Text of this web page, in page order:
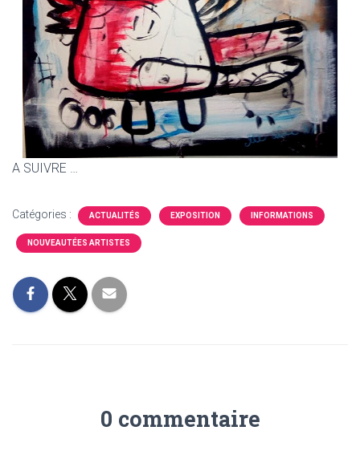
A SUIVRE …
Catégories : ACTUALITÉS EXPOSITION INFORMATIONS
NOUVEAUTÉES ARTISTES
0 commentaire